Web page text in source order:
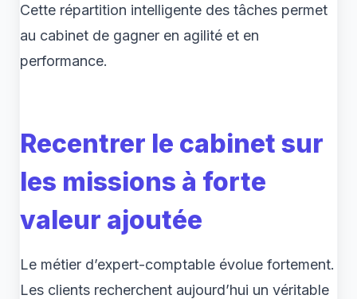
Cette répartition intelligente des tâches permet
au cabinet de gagner en agilité et en
performance.
Recentrer le cabinet sur
les missions à forte
valeur ajoutée
Le métier d’expert-comptable évolue fortement.
Les clients recherchent aujourd’hui un véritable